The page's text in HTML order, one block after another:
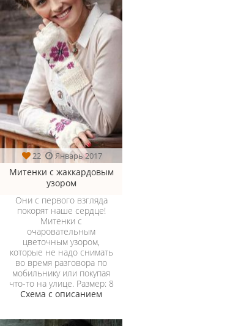
22 Январь 2017
Митенки с жаккардовым
узором
Они с первого взгляда
покорят наше сердце!
Митенки с
очаровательным
цветочным узором,
которые не надо снимать
во время разговора по
мобильнику или покупая
что-то на улице. Размер: 8
Схема с описанием